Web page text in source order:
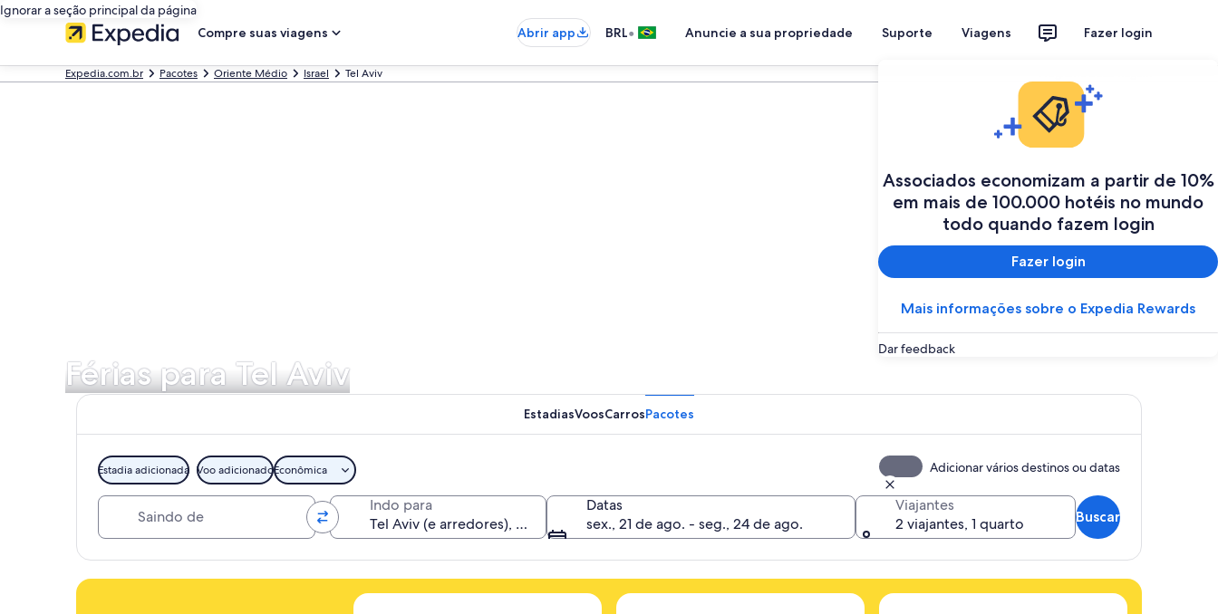
Ignorar a seção principal da página
Compre suas viagens
Abrir app BRL• Anuncie a sua propriedade Suporte Viagens Fazer login
Associados economizam a partir de 10%
em mais de 100.000 hotéis no mundo
todo quando fazem login
Fazer login
Mais informações sobre o Expedia Rewards
Dar feedback
Expedia.com.br Pacotes Oriente Médio Israel Tel Aviv
Férias para Tel Aviv
EstadiasVoosCarrosPacotes
Estadia adicionada Voo adicionadoEconômica Adicionar vários destinos ou datas
Indo para
Datas
sex., 21 de ago. - seg., 24 de ago.
Viajantes
2 viajantes, 1 quarto
Buscar